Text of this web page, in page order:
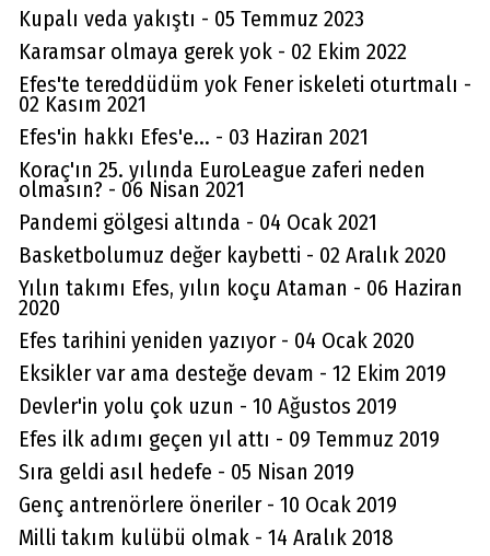
Kupalı veda yakıştı - 05 Temmuz 2023
Karamsar olmaya gerek yok - 02 Ekim 2022
Efes'te tereddüdüm yok Fener iskeleti oturtmalı -
02 Kasım 2021
Efes'in hakkı Efes'e... - 03 Haziran 2021
Koraç'ın 25. yılında EuroLeague zaferi neden
olmasın? - 06 Nisan 2021
Pandemi gölgesi altında - 04 Ocak 2021
Basketbolumuz değer kaybetti - 02 Aralık 2020
Yılın takımı Efes, yılın koçu Ataman - 06 Haziran
2020
Efes tarihini yeniden yazıyor - 04 Ocak 2020
Eksikler var ama desteğe devam - 12 Ekim 2019
Devler'in yolu çok uzun - 10 Ağustos 2019
Efes ilk adımı geçen yıl attı - 09 Temmuz 2019
Sıra geldi asıl hedefe - 05 Nisan 2019
Genç antrenörlere öneriler - 10 Ocak 2019
Milli takım kulübü olmak - 14 Aralık 2018